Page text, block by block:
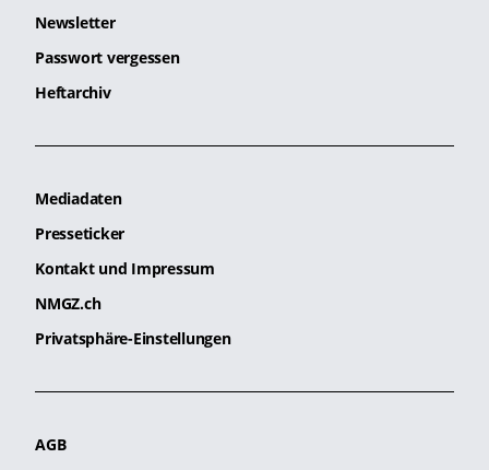
Newsletter
Passwort vergessen
Heftarchiv
Mediadaten
Presseticker
Kontakt und Impressum
NMGZ.ch
Privatsphäre-Einstellungen
AGB